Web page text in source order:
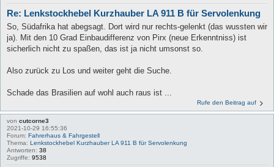
Re: Lenkstockhebel Kurzhauber LA 911 B für Servolenkung
So, Südafrika hat abegsagt. Dort wird nur rechts-gelenkt (das wussten wir
ja). Mit den 10 Grad Einbaudifferenz von Pirx (neue Erkenntniss) ist
sicherlich nicht zu spaßen, das ist ja nicht umsonst so.
Also zurück zu Los und weiter geht die Suche.
Schade das Brasilien auf wohl auch raus ist ...
Rufe den Beitrag auf
von cutcorne3
2021-10-29 16:55:36
Forum: Fahrerhaus & Fahrgestell
Thema: Lenkstockhebel Kurzhauber LA 911 B für Servolenkung
Antworten: 38
Zugriffe: 9538